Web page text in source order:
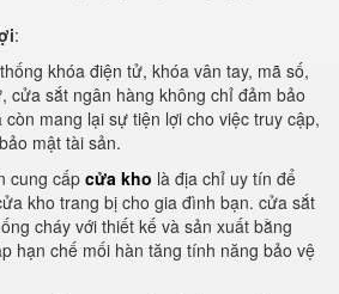
:
khóa điện tử, khóa vân tay, mã số,
cửa sắt ngân hàng không chỉ đảm bảo
còn mang lại sự tiện lợi cho việc truy cập,
mật tài sản.
cung cấp cửa kho là địa chỉ uy tín để
kho trang bị cho gia đình bạn. cửa sắt
cháy với thiết kế và sản xuất bằng
hạn chế mối hàn tăng tính năng bảo vệ